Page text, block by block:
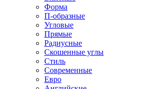
Форма
П-образные
Угловые
Прямые
Радиусные
Скошенные углы
Стиль
Современные
Евро